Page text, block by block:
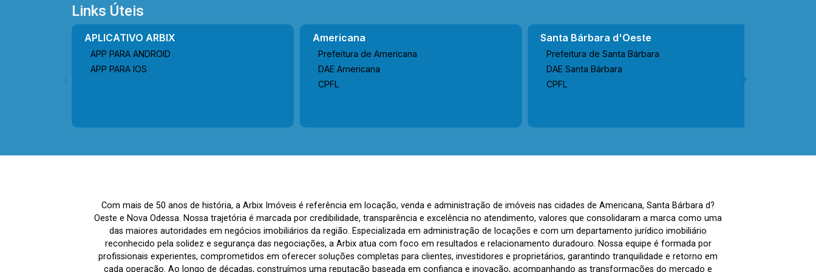
da Amizade. A região conta com
restaurantes, padarias, academias,
escolas, farmácias, supermercados e
diversos serviços essenciais,
proporcionando praticidade, mobilidade
Links Úteis
APLICATIVO ARBIX
APP PARA ANDROID
APP PARA IOS
Americana
Prefeitura de Americana
DAE Americana
CPFL
Santa Bárbara d'Oeste
Prefeitura de Santa Bárbara
DAE Santa Bárbara
CPFL
Com mais de 50 anos de história, a Arbix Imóveis é referência em locação, venda e administração de imóveis nas cidades de Americana, Santa Bárbara d?
Oeste e Nova Odessa. Nossa trajetória é marcada por credibilidade, transparência e excelência no atendimento, valores que consolidaram a marca como uma
das maiores autoridades em negócios imobiliários da região. Especializada em administração de locações e com um departamento jurídico imobiliário
reconhecido pela solidez e segurança das negociações, a Arbix atua com foco em resultados e relacionamento duradouro. Nossa equipe é formada por
profissionais experientes, comprometidos em oferecer soluções completas para clientes, investidores e proprietários, garantindo tranquilidade e retorno em
cada operação. Ao longo de décadas, construímos uma reputação baseada em confiança e inovação, acompanhando as transformações do mercado e